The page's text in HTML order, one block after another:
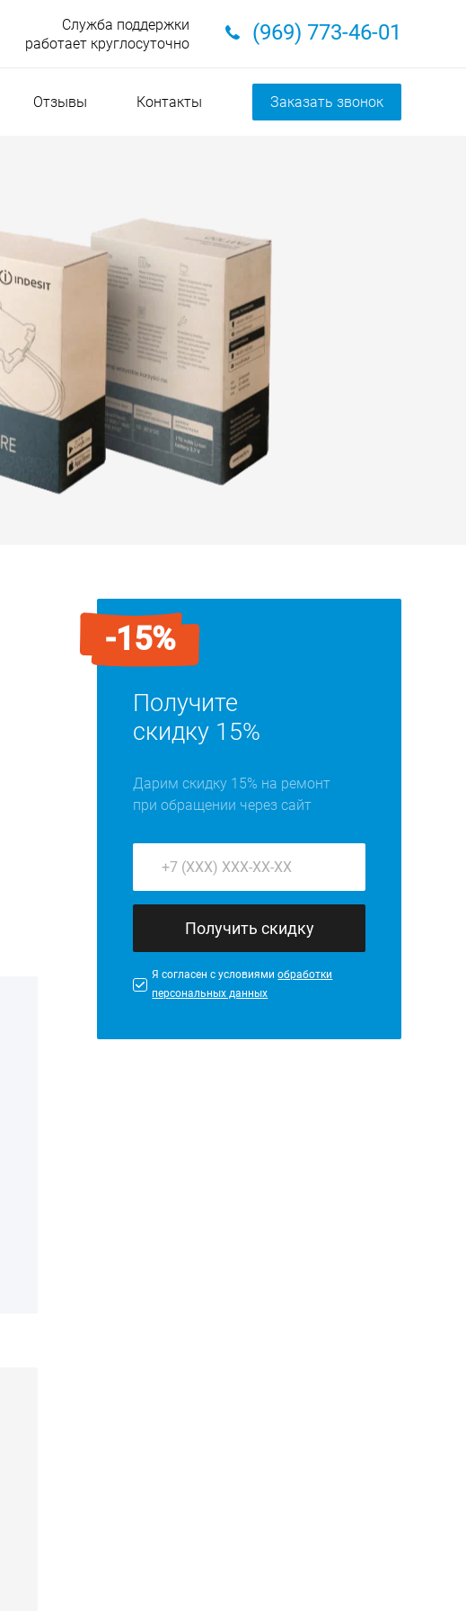
Служба поддержки
работает круглосуточно
(969) 773-46-01
Отзывы Контакты Заказать звонок
-15%
Получите
скидку 15%
Дарим скидку 15% на ремонт
при обращении через сайт
Получить скидку
Я согласен с условиямиобработки
персональных данных